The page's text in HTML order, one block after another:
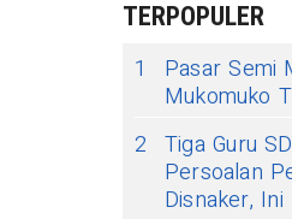
TERPOPULER
1
Pasar Semi
Mukomuko
2 Tiga Guru
Persoalan
Disnaker,